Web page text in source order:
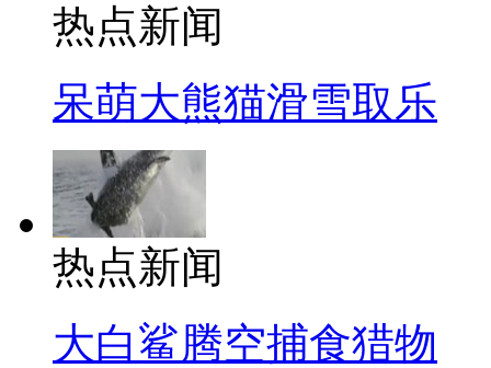
热点新闻
呆萌大熊猫滑雪取乐
热点新闻
大白鲨腾空捕食猎物